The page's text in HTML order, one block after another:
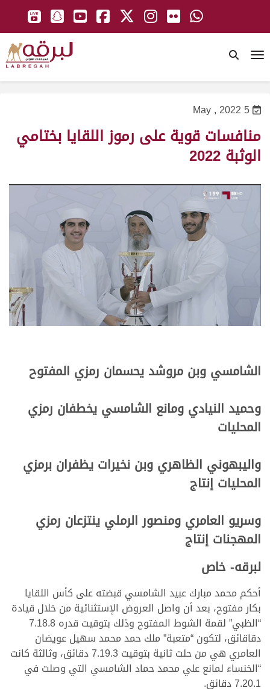
5 May , 2022
منافسات قوية على رموز اللقايا بختامي
الوثبة 2022
الشامسي وبن مروشد يحسمان رمزي المفتوح
وحميد النيادي ومانع الشامسي يخطفان رمزي
المحليات
واليبهوني الظاهري وبن نخيرات يظفران برمزي
المحليات إنتاج
وسريو العامري ومنصور الرملي ينتزعان رمزي
المهجنات إنتاج
لبرقه- خاص
أحكم محمد مبارك عبيد الشامسي قبضته على كأس اللقايا
بكار مفتوح، بعد أن واصل العروض الإستثنائية من خلال قيادة
“الظبي” لقمة الشوط المفتوح وذلك بتوقيت قدره 7.18.8
دقاقائق، لتكون “متعبة” ملك حمد محمد سهيل عويضان
العامري هي من حلت ثانية بتوقيت 7.19.3 دقائق، وثالثة كانت
“الخنساء لمانع علي محمد حماد الشامسي التي وصلت في
7.20.1 دقائق.